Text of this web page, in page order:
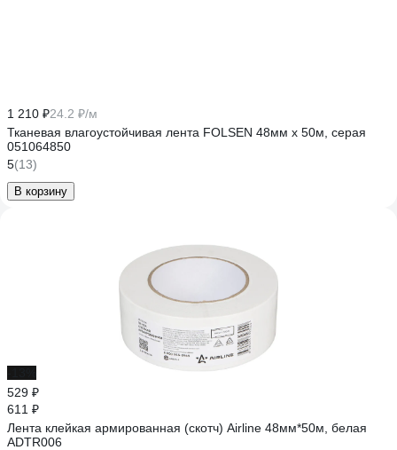
1 210 ₽24.2 ₽/м
Тканевая влагоустойчивая лента FOLSEN 48мм x 50м, серая
051064850
5(13)
В корзину
529 ₽
611 ₽
Лента клейкая армированная (скотч) Airline 48мм*50м, белая
ADTR006